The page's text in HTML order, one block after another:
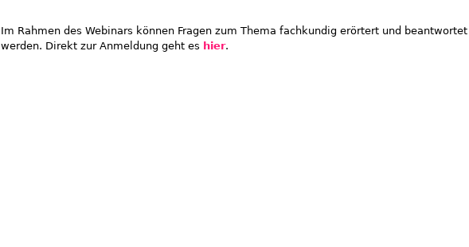
Im Rahmen des Webinars können Fragen zum Thema fachkundig erörtert und beantwortet
werden. Direkt zur Anmeldung geht es hier.